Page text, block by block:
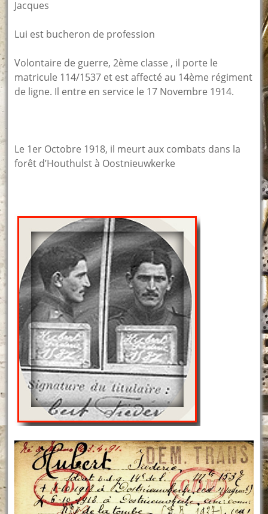
Jacques
Lui est bucheron de profession
Volontaire de guerre, 2ème classe , il porte le
matricule 114/1537 et est affecté au 14ème régiment
de ligne. Il entre en service le 17 Novembre 1914.
Le 1er Octobre 1918, il meurt aux combats dans la
forêt d’Houthulst à Oostnieuwkerke